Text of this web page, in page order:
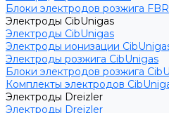
Блоки электродов розжига FBR
Электроды CibUnigas
Электроды CibUnigas
Электроды ионизации
Электроды розжига CibUnigas
Блоки электродов розжига
Комплекты электродов
Электроды Dreizler
Электроды Dreizler